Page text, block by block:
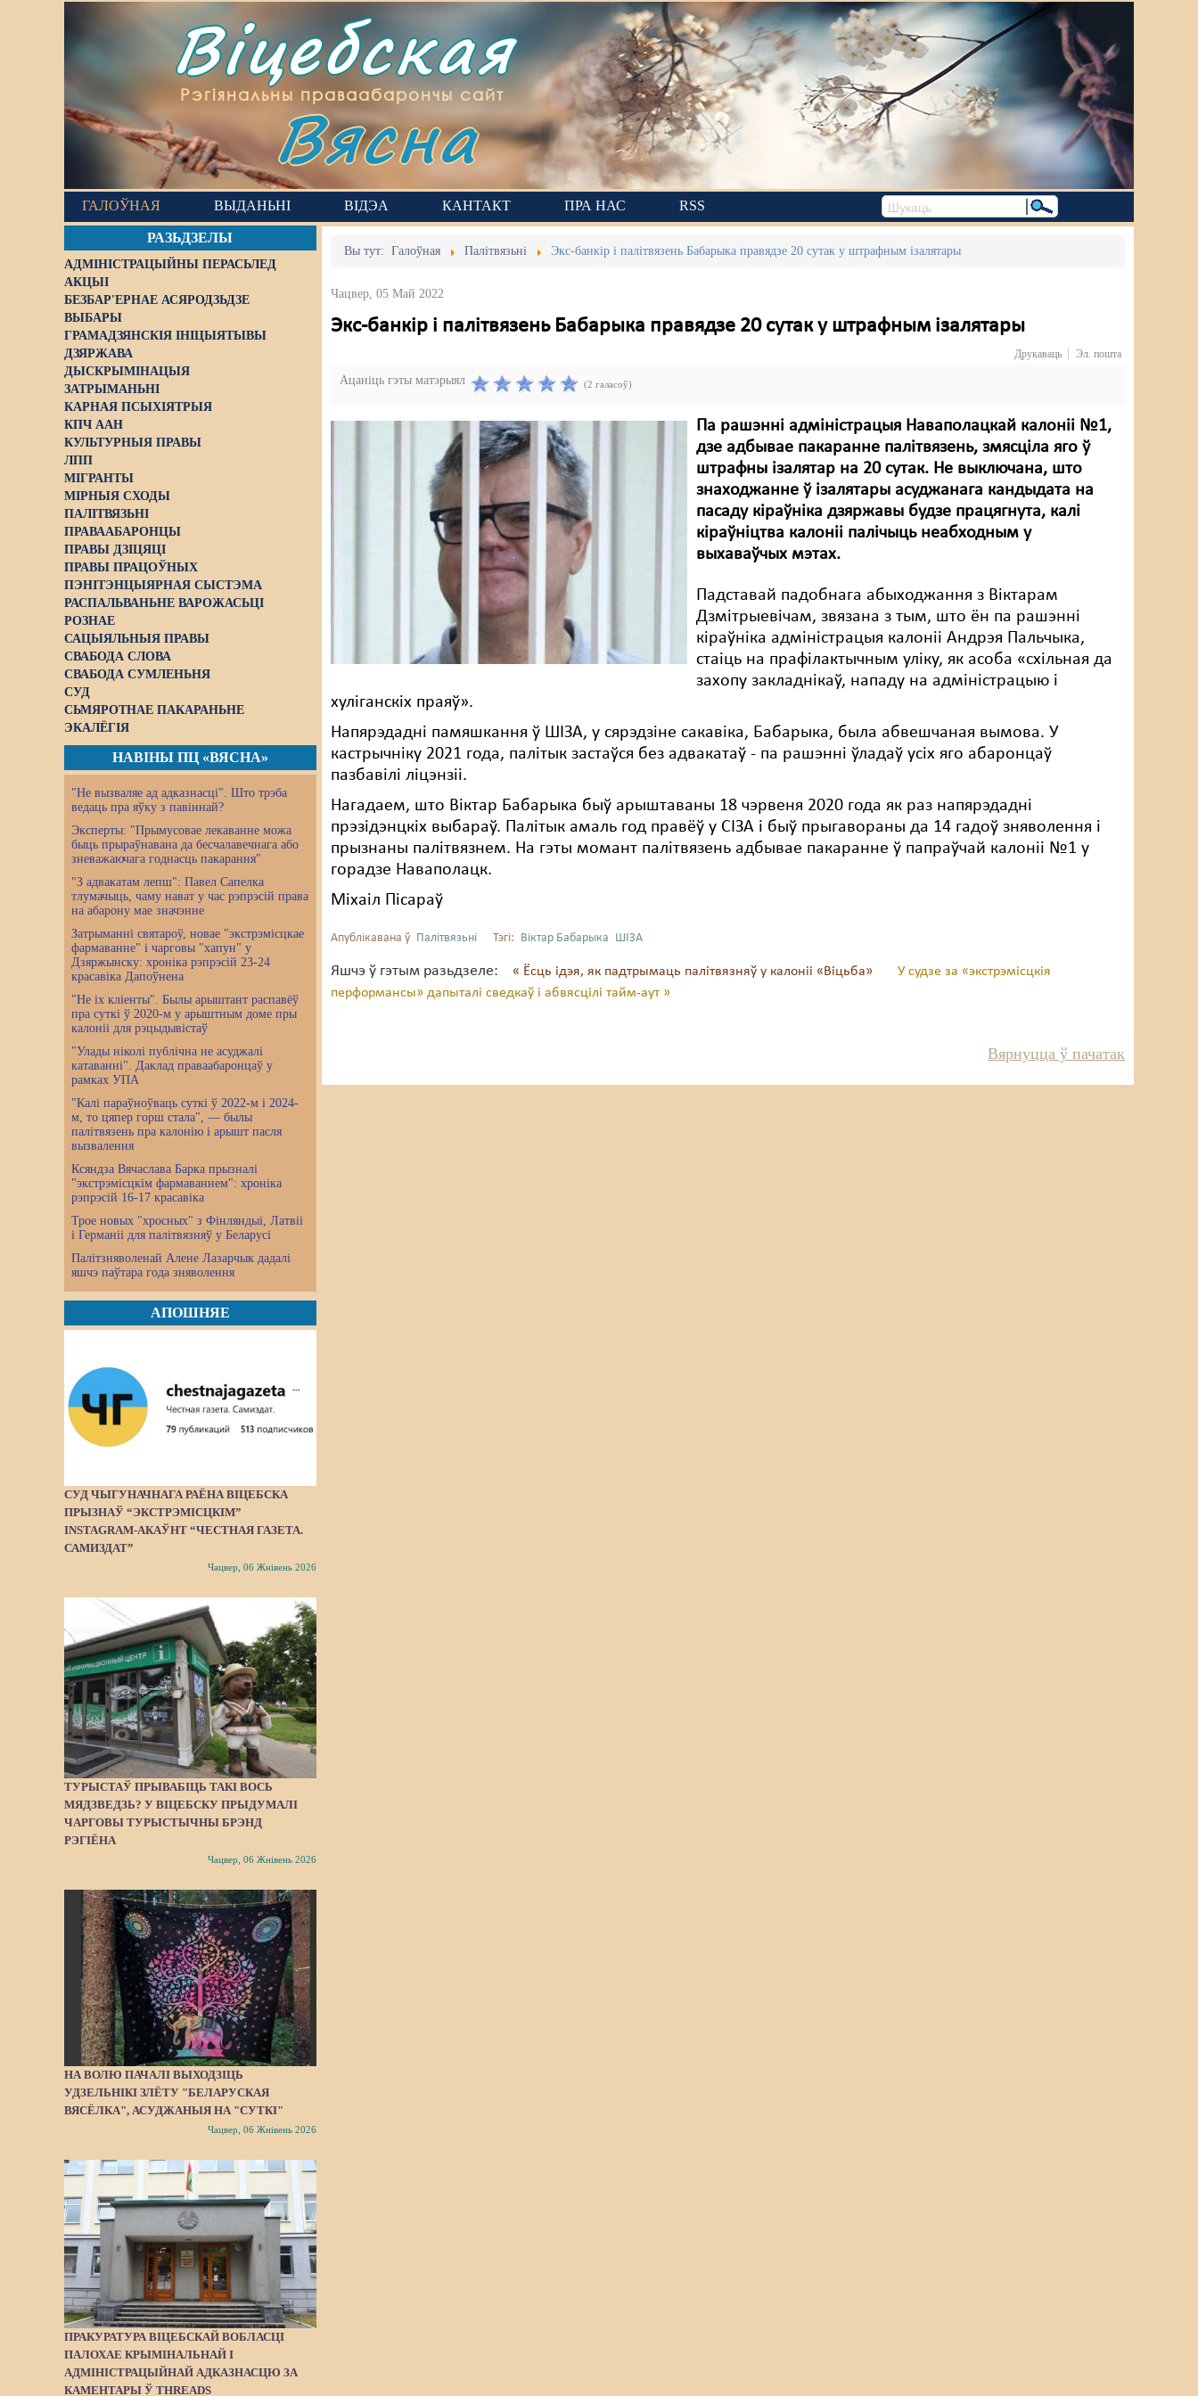
Віцебская
Рэгіянальны праваабарончы сайт
Вясна
ГАЛОЎНАЯ ВЫДАНЬНІ ВІДЭА КАНТАКТ ПРА НАС RSS
РАЗЬДЗЕЛЫ
АДМІНІСТРАЦЫЙНЫ ПЕРАСЬЛЕД
АКЦЫІ
БЕЗБАР'ЕРНАЕ АСЯРОДЗЬДЗЕ
ВЫБАРЫ
ГРАМАДЗЯНСКІЯ ІНІЦЫЯТЫВЫ
ДЗЯРЖАВА
ДЫСКРЫМІНАЦЫЯ
ЗАТРЫМАНЬНІ
КАРНАЯ ПСЫХІЯТРЫЯ
КПЧ ААН
КУЛЬТУРНЫЯ ПРАВЫ
ЛПП
МІГРАНТЫ
МІРНЫЯ СХОДЫ
ПАЛІТВЯЗЬНІ
ПРАВААБАРОНЦЫ
ПРАВЫ ДЗІЦЯЦІ
ПРАВЫ ПРАЦОЎНЫХ
ПЭНІТЭНЦЫЯРНАЯ СЫСТЭМА
РАСПАЛЬВАНЬНЕ ВАРОЖАСЬЦІ
РОЗНАЕ
САЦЫЯЛЬНЫЯ ПРАВЫ
СВАБОДА СЛОВА
СВАБОДА СУМЛЕНЬНЯ
СУД
СЬМЯРОТНАЕ ПАКАРАНЬНЕ
ЭКАЛЁГІЯ
НАВІНЫ ПЦ «ВЯСНА»
"Не вызваляе ад адказнасці". Што трэба
ведаць пра яўку з павіннай?
Эксперты: "Прымусовае лекаванне можа
быць прыраўнавана да бесчалавечнага або
зневажаючага годнасць пакарання"
"З адвакатам лепш": Павел Сапелка
тлумачыць, чаму нават у час рэпрэсій права
на абарону мае значэнне
Затрыманні святароў, новае "экстрэмісцкае
фармаванне" і чарговы "хапун" у
Дзяржынску: хроніка рэпрэсій 23-24
красавіка Дапоўнена
"Не іх кліенты". Былы арыштант распавёў
пра суткі ў 2020-м у арыштным доме пры
калоніі для рэцыдывістаў
"Улады ніколі публічна не асуджалі
катаванні". Даклад праваабаронцаў у
рамках УПА
"Калі параўноўваць суткі ў 2022-м і 2024-
м, то цяпер горш стала", — былы
палітвязень пра калонію і арышт пасля
вызвалення
Ксяндза Вячаслава Барка прызналі
"экстрэмісцкім фармаваннем": хроніка
рэпрэсій 16-17 красавіка
Трое новых "хросных" з Фінляндыі, Латвіі
і Германіі для палітвязняў у Беларусі
Палітзняволенай Алене Лазарчык дадалі
яшчэ паўтара года зняволення
АПОШНЯЕ
СУД ЧЫГУНАЧНАГА РАЁНА ВІЦЕБСКА
ПРЫЗНАЎ “ЭКСТРЭМІСЦКІМ”
INSTAGRAM-АКАЎНТ “ЧЕСТНАЯ ГАЗЕТА.
САМИЗДАТ”
Чацвер, 06 Жнівень 2026
ТУРЫСТАЎ ПРЫВАБІЦЬ ТАКІ ВОСЬ
МЯДЗВЕДЗЬ? У ВІЦЕБСКУ ПРЫДУМАЛІ
ЧАРГОВЫ ТУРЫСТЫЧНЫ БРЭНД
РЭГІЁНА
Чацвер, 06 Жнівень 2026
НА ВОЛЮ ПАЧАЛІ ВЫХОДЗІЦЬ
УДЗЕЛЬНІКІ ЗЛЁТУ "БЕЛАРУСКАЯ
ВЯСЁЛКА", АСУДЖАНЫЯ НА "СУТКІ"
Чацвер, 06 Жнівень 2026
ПРАКУРАТУРА ВІЦЕБСКАЙ ВОБЛАСЦІ
ПАЛОХАЕ КРЫМІНАЛЬНАЙ І
АДМІНІСТРАЦЫЙНАЙ АДКАЗНАСЦЮ ЗА
КАМЕНТАРЫ Ў THREADS
Вы тут:Галоўная Палітвязьні Экс-банкір і палітвязень Бабарыка правядзе 20 сутак у штрафным ізалятары
Чацвер, 05 Май 2022
Экс-банкір і палітвязень Бабарыка правядзе 20 сутак у штрафным ізалятары
Друкаваць Эл. пошта
Ацаніць гэты матэрыял (2 галасоў)
Па рашэнні адміністрацыя Наваполацкай калоніі №1,
дзе адбывае пакаранне палітвязень, змясціла яго ў
штрафны ізалятар на 20 сутак. Не выключана, што
знаходжанне ў ізалятары асуджанага кандыдата на
пасаду кіраўніка дзяржавы будзе працягнута, калі
кіраўніцтва калоніі палічыць неабходным у
выхаваўчых мэтах.
Падставай падобнага абыходжання з Віктарам
Дзмітрыевічам, звязана з тым, што ён па рашэнні
кіраўніка адміністрацыя калоніі Андрэя Пальчыка,
стаіць на прафілактычным уліку, як асоба «схільная да
захопу закладнікаў, нападу на адміністрацыю і
хуліганскіх праяў».
Напярэдадні памяшкання ў ШІЗА, у сярэдзіне сакавіка, Бабарыка, была абвешчаная вымова. У
кастрычніку 2021 года, палітык застаўся без адвакатаў - па рашэнні ўладаў усіх яго абаронцаў
пазбавілі ліцэнзіі.
Нагадаем, што Віктар Бабарыка быў арыштаваны 18 чэрвеня 2020 года як раз напярэдадні
прэзідэнцкіх выбараў. Палітык амаль год правёў у СІЗА і быў прыгавораны да 14 гадоў зняволення і
прызнаны палітвязнем. На гэты момант палітвязень адбывае пакаранне ў папраўчай калоніі №1 у
горадзе Наваполацк.
Міхаіл Пісараў
Апублікавана ў Палітвязьні Тэгі: Віктар Бабарыка ШІЗА
Яшчэ ў гэтым разьдзеле: « Ёсць ідэя, як падтрымаць палітвязняў у калоніі «Віцьба»
У судзе за «экстрэмісцкія
перформансы» дапыталі сведкаў і абвясцілі тайм-аут »
Вярнуцца ў пачатак